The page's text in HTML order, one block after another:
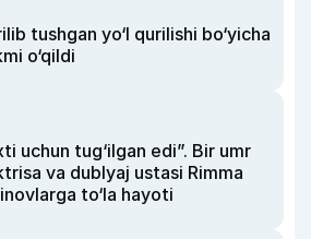
tushgan yo‘l qurilishi bo‘yicha
o‘qildi
uchun tug‘ilgan edi”. Bir umr
va dublyaj ustasi Rimma
to‘la hayoti